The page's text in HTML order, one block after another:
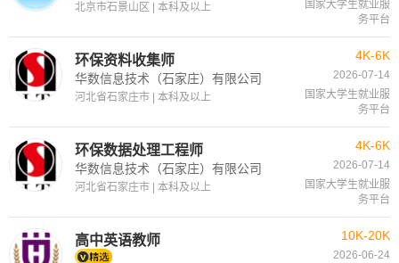
北京市石景山区 | 本科及以上
国家大学生就业服
务平台
环保资料收集师
华数信息技术（石家庄）有限公司
河北省石家庄市 | 本科及以上
4K-6K
2026-07-14
国家大学生就业服
务平台
环保数据处理工程师
华数信息技术（石家庄）有限公司
河北省石家庄市 | 本科及以上
4K-6K
2026-07-14
国家大学生就业服
务平台
高中英语教师 10K-20K
2026-06-24